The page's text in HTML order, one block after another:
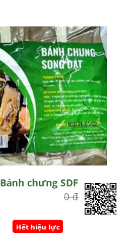
Bánh chưng SDF
0 đ
Hết hiệu lực